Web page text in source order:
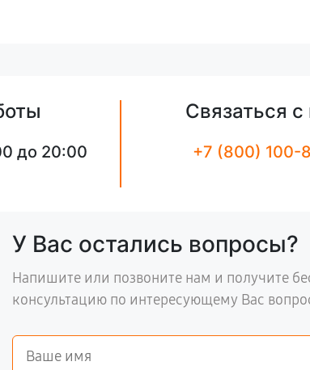
до 20:00
Связаться
+7 (800) 100-
У Вас остались вопросы?
Напишите или позвоните нам и получите
консультацию по интересующему Вас